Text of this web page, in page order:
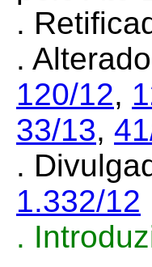
.
.
120/12,
33/13,
.
1.332/12
.